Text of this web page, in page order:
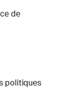
de
politiques